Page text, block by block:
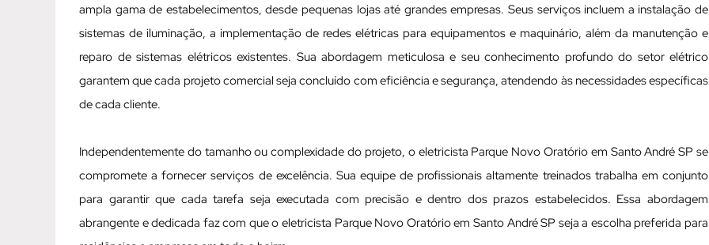
ampla gama de estabelecimentos, desde pequenas lojas até grandes empresas. Seus serviços incluem a instalação de
sistemas de iluminação, a implementação de redes elétricas para equipamentos e maquinário, além da manutenção e
reparo de sistemas elétricos existentes. Sua abordagem meticulosa e seu conhecimento profundo do setor elétrico
garantem que cada projeto comercial seja concluído com eficiência e segurança, atendendo às necessidades específicas
de cada cliente.
Independentemente do tamanho ou complexidade do projeto, o eletricista Parque Novo Oratório em Santo André SP se
compromete a fornecer serviços de excelência. Sua equipe de profissionais altamente treinados trabalha em conjunto
para garantir que cada tarefa seja executada com precisão e dentro dos prazos estabelecidos. Essa abordagem
abrangente e dedicada faz com que o eletricista Parque Novo Oratório em Santo André SP seja a escolha preferida para